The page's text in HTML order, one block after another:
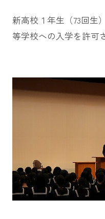
新高校１年生（73回生
等学校への入学を許可